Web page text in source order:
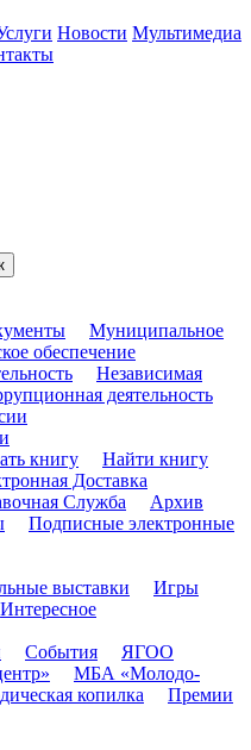
Новости Мультимедиа
Муниципальное
обеспечение
Независимая
деятельность
книгу
Найти книгу
Доставка
Служба
Архив
Подписные электронные
выставки
Игры
Интересное
События
ЯГОО
МБА «Молодо-
копилка
Премии